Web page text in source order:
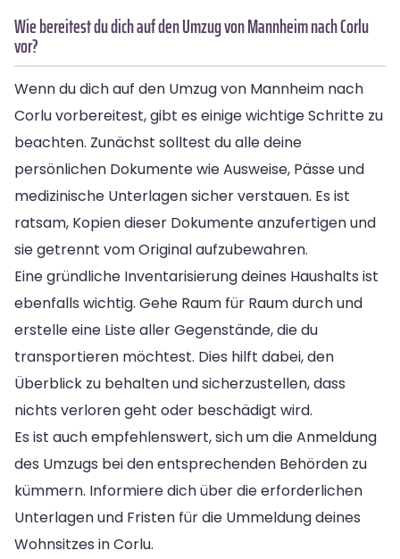
Wie bereitest du dich auf den Umzug von Mannheim nach Corlu
vor?
Wenn du dich auf den Umzug von Mannheim nach
Corlu vorbereitest, gibt es einige wichtige Schritte zu
beachten. Zunächst solltest du alle deine
persönlichen Dokumente wie Ausweise, Pässe und
medizinische Unterlagen sicher verstauen. Es ist
ratsam, Kopien dieser Dokumente anzufertigen und
sie getrennt vom Original aufzubewahren.
Eine gründliche Inventarisierung deines Haushalts ist
ebenfalls wichtig. Gehe Raum für Raum durch und
erstelle eine Liste aller Gegenstände, die du
transportieren möchtest. Dies hilft dabei, den
Überblick zu behalten und sicherzustellen, dass
nichts verloren geht oder beschädigt wird.
Es ist auch empfehlenswert, sich um die Anmeldung
des Umzugs bei den entsprechenden Behörden zu
kümmern. Informiere dich über die erforderlichen
Unterlagen und Fristen für die Ummeldung deines
Wohnsitzes in Corlu.